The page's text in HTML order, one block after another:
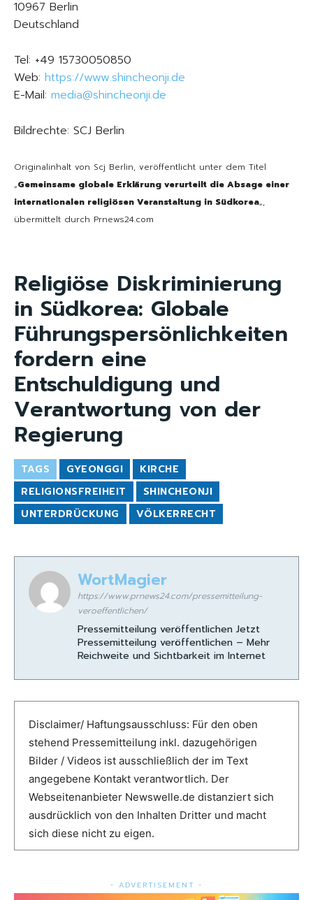
10967 Berlin
Deutschland
Tel: +49 15730050850
Web: https://www.shincheonji.de
E-Mail: media@shincheonji.de
Bildrechte: SCJ Berlin
Originalinhalt von Scj Berlin, veröffentlicht unter dem Titel
„Gemeinsame globale Erklärung verurteilt die Absage einer
internationalen religiösen Veranstaltung in Südkorea„,
übermittelt durch Prnews24.com
Religiöse Diskriminierung
in Südkorea: Globale
Führungspersönlichkeiten
fordern eine
Entschuldigung und
Verantwortung von der
Regierung
TAGS GYEONGGI
KIRCHE
RELIGIONSFREIHEIT
SHINCHEONJI
UNTERDRÜCKUNG
VÖLKERRECHT
WortMagier
https://www.prnews24.com/pressemitteilung-
veroeffentlichen/
Pressemitteilung veröffentlichen Jetzt
Pressemitteilung veröffentlichen – Mehr
Reichweite und Sichtbarkeit im Internet
Disclaimer/ Haftungsausschluss: Für den oben
stehend Pressemitteilung inkl. dazugehörigen
Bilder / Videos ist ausschließlich der im Text
angegebene Kontakt verantwortlich. Der
Webseitenanbieter Newswelle.de distanziert sich
ausdrücklich von den Inhalten Dritter und macht
sich diese nicht zu eigen.
- ADVERTISEMENT -